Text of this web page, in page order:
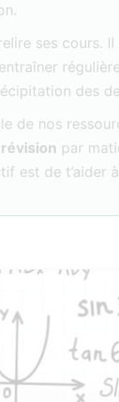
ses cours. Il
des
de nos
par
est de